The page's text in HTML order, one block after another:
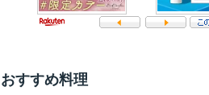
おすすめ料理